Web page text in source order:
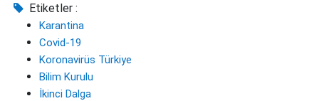
Etiketler :
Karantina
Covid-19
Koronavirüs Türkiye
Bilim Kurulu
İkinci Dalga